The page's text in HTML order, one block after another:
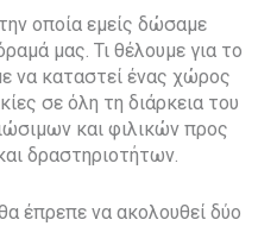
οποία εμείς δώσαμε
μας. Τι θέλουμε για το
να καταστεί ένας χώρος
σε όλη τη διάρκεια του
και φιλικών προς
δραστηριοτήτων.
έπρεπε να ακολουθεί δύο